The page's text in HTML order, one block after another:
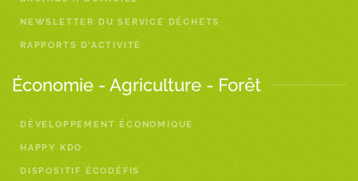
NEWSLETTER DU SERVICE DÉCHETS
RAPPORTS D’ACTIVITÉ
Économie - Agriculture - Forêt
DÉVELOPPEMENT ÉCONOMIQUE
HAPPY KDO
DISPOSITIF ÉCODÉFIS